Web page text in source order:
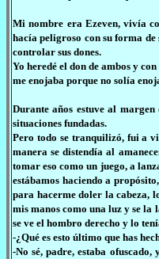
Mi nombre era Ezeven, vivía
hacía peligroso con su forma
controlar sus dones.
Yo heredé el don de ambos y
me enojaba porque no solía
Durante años estuve al
situaciones fundadas.
Pero todo se tranquilizó, fui a
manera se distendía al
tomar eso como un juego, a
estábamos haciendo a
para hacerme doler la cabeza,
mis manos como una luz y se la
se ve el hombro derecho y lo
-¿Qué es esto último que has
-No sé, padre, estaba